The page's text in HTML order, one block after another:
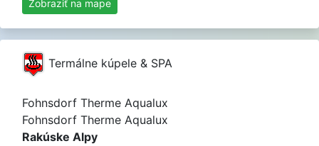
Zobraziť na mape
Termálne kúpele & SPA
Fohnsdorf Therme Aqualux
Fohnsdorf Therme Aqualux
Rakúske Alpy